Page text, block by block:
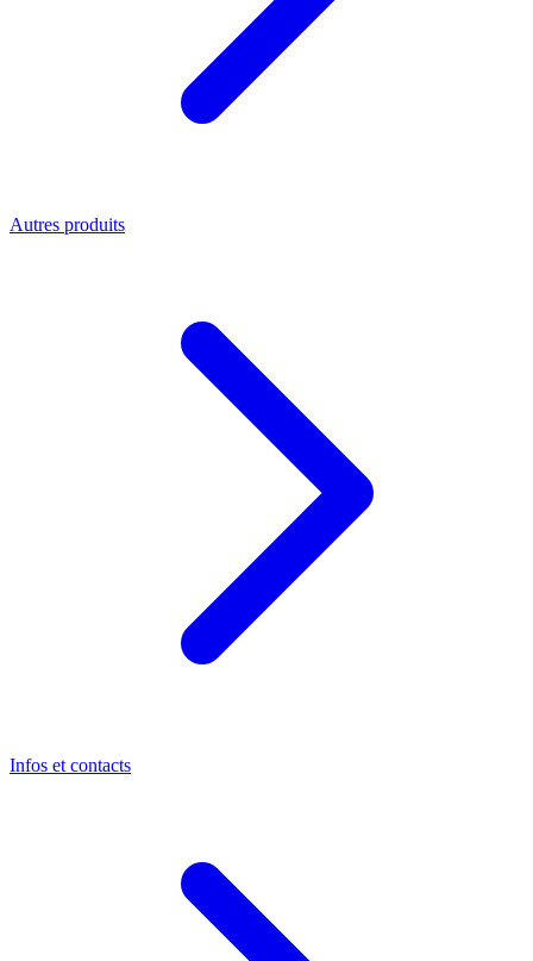
Autres produits
Infos et contacts